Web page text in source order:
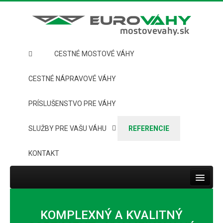
CESTNÉ MOSTOVÉ VÁHY
CESTNÉ NÁPRAVOVÉ VÁHY
PRÍSLUŠENSTVO PRE VÁHY
SLUŽBY PRE VAŠU VÁHU REFERENCIE
KONTAKT
Toggle
CESTNÉ MOSTOVÉ VÁHY
KOMPLEXNÝ A KVALITNÝ